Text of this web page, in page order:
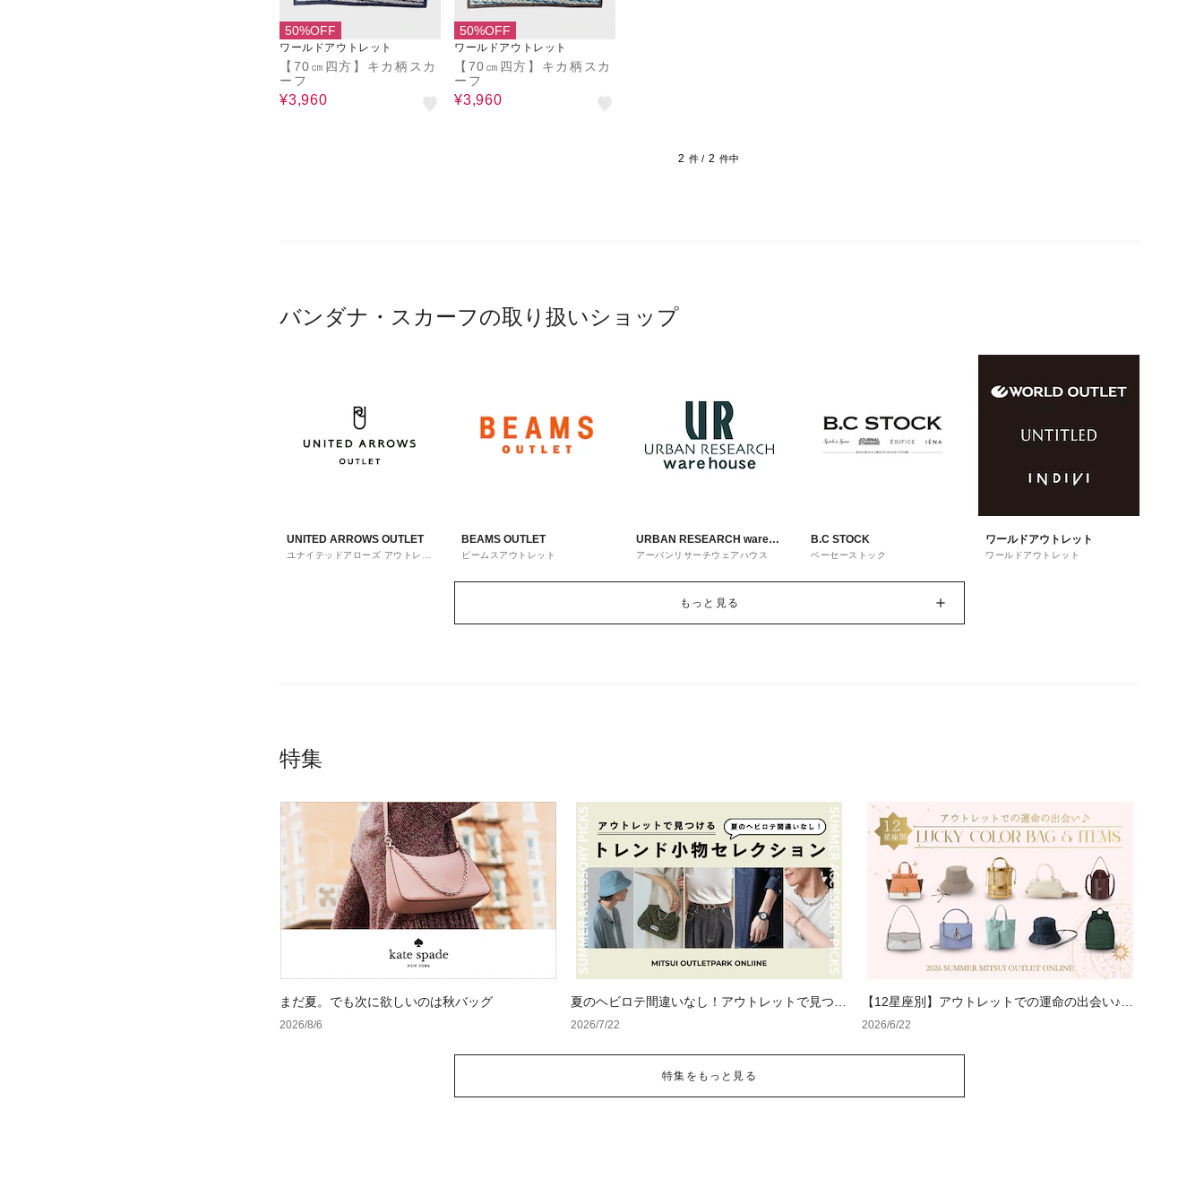
50%OFF
ワールドアウトレット
【70㎝四方】キカ柄スカ
ーフ
¥3,960
50%OFF
ワールドアウトレット
【70㎝四方】キカ柄スカ
ーフ
¥3,960
2 件 / 2 件中
バンダナ・スカーフの取り扱いショップ
UNITED ARROWS OUTLET
ユナイテッドアローズ アウトレッ
BEAMS OUTLET
ビームスアウトレット
URBAN RESEARCH ware
house
アーバンリサーチウェアハウス
B.C STOCK
ベーセーストック
ワールドアウトレット
ワールドアウトレット
もっと見る
特集
まだ夏。でも次に欲しいのは秋バッグ
2026/8/6
夏のヘビロテ間違いなし！アウトレットで見つけ
るトレンド小物セレクション
2026/7/22
【12星座別】アウトレットでの運命の出会い♪夏
のラッキーカラーバッグ＆小物
2026/6/22
特集をもっと見る